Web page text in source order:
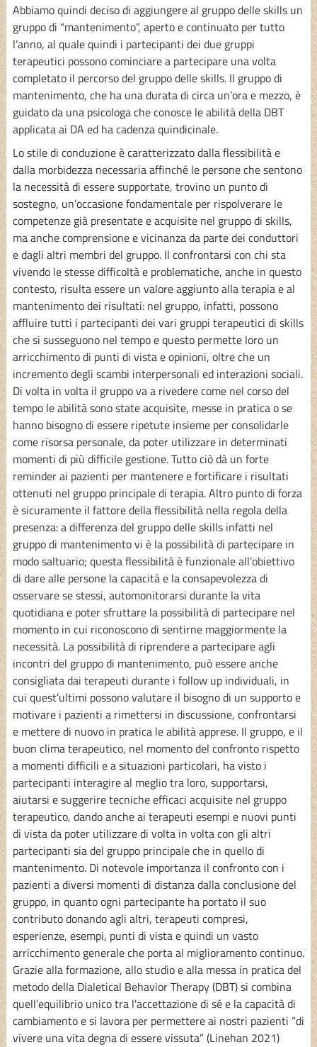
Abbiamo quindi deciso di aggiungere al gruppo delle skills un
gruppo di “mantenimento”, aperto e continuato per tutto
l’anno, al quale quindi i partecipanti dei due gruppi
terapeutici possono cominciare a partecipare una volta
completato il percorso del gruppo delle skills. Il gruppo di
mantenimento, che ha una durata di circa un’ora e mezzo, è
guidato da una psicologa che conosce le abilità della DBT
applicata ai DA ed ha cadenza quindicinale.
Lo stile di conduzione è caratterizzato dalla flessibilità e
dalla morbidezza necessaria affinché le persone che sentono
la necessità di essere supportate, trovino un punto di
sostegno, un’occasione fondamentale per rispolverare le
competenze già presentate e acquisite nel gruppo di skills,
ma anche comprensione e vicinanza da parte dei conduttori
e dagli altri membri del gruppo. Il confrontarsi con chi sta
vivendo le stesse difficoltà e problematiche, anche in questo
contesto, risulta essere un valore aggiunto alla terapia e al
mantenimento dei risultati: nel gruppo, infatti, possono
affluire tutti i partecipanti dei vari gruppi terapeutici di skills
che si susseguono nel tempo e questo permette loro un
arricchimento di punti di vista e opinioni, oltre che un
incremento degli scambi interpersonali ed interazioni sociali.
Di volta in volta il gruppo va a rivedere come nel corso del
tempo le abilità sono state acquisite, messe in pratica o se
hanno bisogno di essere ripetute insieme per consolidarle
come risorsa personale, da poter utilizzare in determinati
momenti di più difficile gestione. Tutto ciò dà un forte
reminder ai pazienti per mantenere e fortificare i risultati
ottenuti nel gruppo principale di terapia. Altro punto di forza
è sicuramente il fattore della flessibilità nella regola della
presenza: a differenza del gruppo delle skills infatti nel
gruppo di mantenimento vi è la possibilità di partecipare in
modo saltuario; questa flessibilità è funzionale all’obiettivo
di dare alle persone la capacità e la consapevolezza di
osservare se stessi, automonitorarsi durante la vita
quotidiana e poter sfruttare la possibilità di partecipare nel
momento in cui riconoscono di sentirne maggiormente la
necessità. La possibilità di riprendere a partecipare agli
incontri del gruppo di mantenimento, può essere anche
consigliata dai terapeuti durante i follow up individuali, in
cui quest’ultimi possono valutare il bisogno di un supporto e
motivare i pazienti a rimettersi in discussione, confrontarsi
e mettere di nuovo in pratica le abilità apprese. Il gruppo, e il
buon clima terapeutico, nel momento del confronto rispetto
a momenti difficili e a situazioni particolari, ha visto i
partecipanti interagire al meglio tra loro, supportarsi,
aiutarsi e suggerire tecniche efficaci acquisite nel gruppo
terapeutico, dando anche ai terapeuti esempi e nuovi punti
di vista da poter utilizzare di volta in volta con gli altri
partecipanti sia del gruppo principale che in quello di
mantenimento. Di notevole importanza il confronto con i
pazienti a diversi momenti di distanza dalla conclusione del
gruppo, in quanto ogni partecipante ha portato il suo
contributo donando agli altri, terapeuti compresi,
esperienze, esempi, punti di vista e quindi un vasto
arricchimento generale che porta al miglioramento continuo.
Grazie alla formazione, allo studio e alla messa in pratica del
metodo della Dialetical Behavior Therapy (DBT) si combina
quell’equilibrio unico tra l'accettazione di sé e la capacità di
cambiamento e si lavora per permettere ai nostri pazienti “di
vivere una vita degna di essere vissuta” (Linehan 2021)